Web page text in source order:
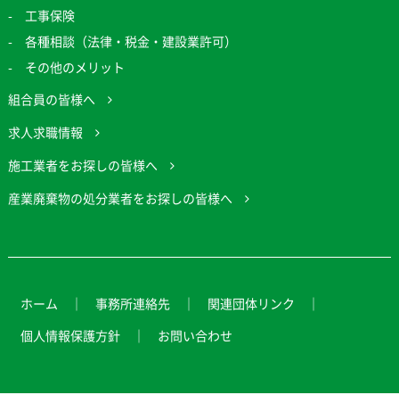
工事保険
各種相談（法律・税金・建設業許可）
その他のメリット
組合員の皆様へ
求人求職情報
施工業者をお探しの皆様へ
産業廃棄物の処分業者をお探しの皆様へ
ホーム 事務所連絡先
関連団体リンク
個人情報保護方針
お問い合わせ